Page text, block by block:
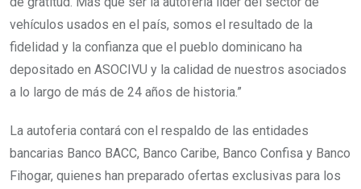
vehículos usados en el país, somos el resultado de la
fidelidad y la confianza que el pueblo dominicano ha
depositado en ASOCIVU y la calidad de nuestros asociados
a lo largo de más de 24 años de historia.”
La autoferia contará con el respaldo de las entidades
bancarias Banco BACC, Banco Caribe, Banco Confisa y Banco
Fihogar, quienes han preparado ofertas exclusivas para los